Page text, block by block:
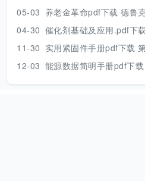
05-03 养老金革命pdf下载 德鲁
04-30 催化剂基础及应用.pdf下载 [季
11-30 实用紧固件手册pdf下载
12-03 能源数据简明手册pdf下